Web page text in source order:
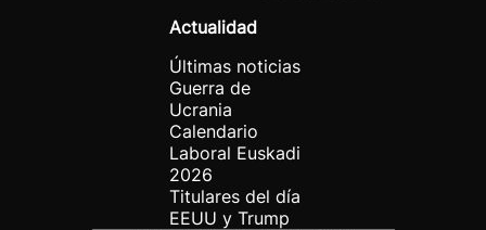
Actualidad
Últimas noticias
Guerra de
Ucrania
Calendario
Laboral Euskadi
2026
Titulares del día
EEUU y Trump